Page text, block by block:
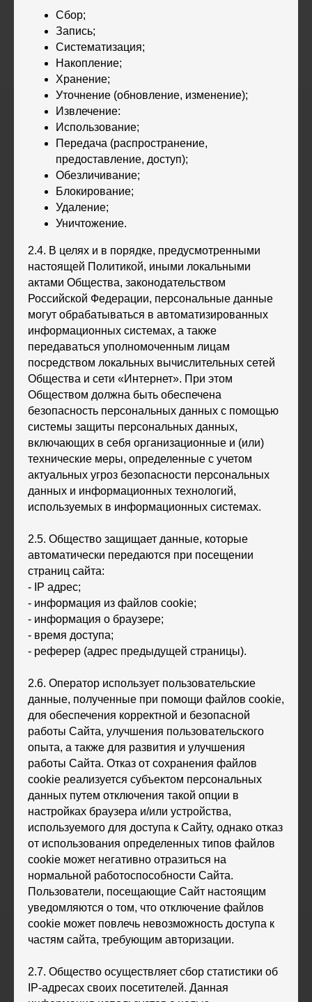
Сбор;
Запись;
Систематизация;
Накопление;
Хранение;
Уточнение (обновление, изменение);
Извлечение:
Использование;
Передача (распространение,
предоставление, доступ);
Обезличивание;
Блокирование;
Удаление;
Уничтожение.
2.4. В целях и в порядке, предусмотренными
настоящей Политикой, иными локальными
актами Общества, законодательством
Российской Федерации, персональные данные
могут обрабатываться в автоматизированных
информационных системах, а также
передаваться уполномоченным лицам
посредством локальных вычислительных сетей
Общества и сети «Интернет». При этом
Обществом должна быть обеспечена
безопасность персональных данных с помощью
системы защиты персональных данных,
включающих в себя организационные и (или)
технические меры, определенные с учетом
актуальных угроз безопасности персональных
данных и информационных технологий,
используемых в информационных системах.
2.5. Общество защищает данные, которые
автоматически передаются при посещении
страниц сайта:
‐ IP адрес;
‐ информация из файлов cookie;
‐ информация о браузере;
‐ время доступа;
‐ реферер (адрес предыдущей страницы).
2.6. Оператор использует пользовательские
данные, полученные при помощи файлов cookie,
для обеспечения корректной и безопасной
работы Сайта, улучшения пользовательского
опыта, а также для развития и улучшения
работы Сайта. Отказ от сохранения файлов
cookie реализуется субъектом персональных
данных путем отключения такой опции в
настройках браузера и/или устройства,
используемого для доступа к Сайту, однако отказ
от использования определенных типов файлов
cookie может негативно отразиться на
нормальной работоспособности Сайта.
Пользователи, посещающие Сайт настоящим
уведомляются о том, что отключение файлов
cookie может повлечь невозможность доступа к
частям сайта, требующим авторизации.
2.7. Общество осуществляет сбор статистики об
IP-адресах своих посетителей. Данная